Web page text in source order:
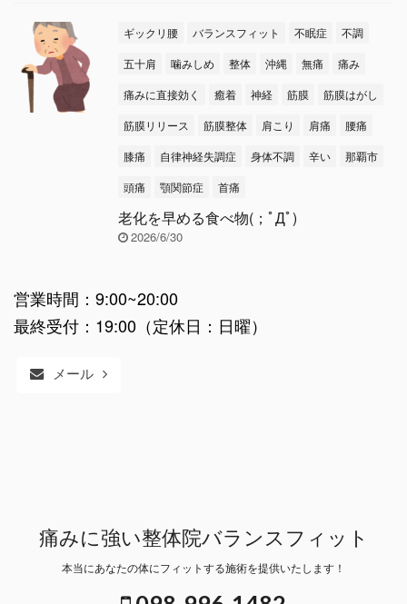
ギックリ腰 バランスフィット 不眠症
不調
五十肩
噛みしめ 整体 沖縄 無痛
痛み
痛みに直接効く
癒着 神経 筋膜
筋膜はがし
筋膜リリース
筋膜整体 肩こり 肩痛
腰痛
膝痛
自律神経失調症 身体不調 辛い
那覇市
頭痛
顎関節症 首痛
老化を早める食べ物(；ﾟДﾟ)
2026/6/30
営業時間：9:00~20:00
最終受付：19:00（定休日：日曜）
メール
痛みに強い整体院バランスフィット
本当にあなたの体にフィットする施術を提供いたします！